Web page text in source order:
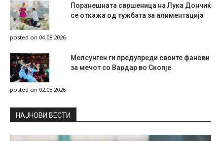
Поранешната свршеница на Лука Дончиќ
се откажа од тужбата за алиментација
posted on 04.08.2026
Мелсунген ги предупреди своите фанови
за мечот со Вардар во Скопје
posted on 02.08.2026
НAЈНОВИ ВЕСТИ